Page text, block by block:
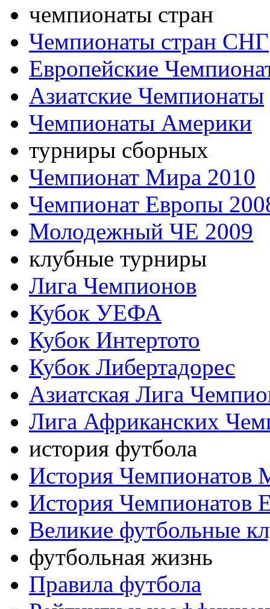
чемпионаты стран
Чемпионаты стран СНГ
Европейские
Азиатские Чемпионаты
Чемпионаты Америки
турниры сборных
Чемпионат Мира 2010
Чемпионат Европы
Молодежный ЧЕ 2009
клубные турниры
Лига Чемпионов
Кубок УЕФА
Кубок Интертото
Кубок Либертадорес
Азиатская Лига
Лига Африканских
история футбола
История Чемпионатов
История Чемпионатов
Великие футбольные
футбольная жизнь
Правила футбола